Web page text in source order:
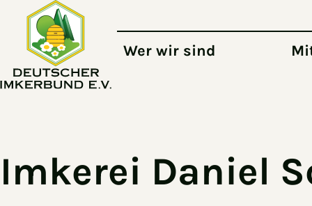
Zum Hauptinhalt springen
Wer wir sind
Imkerei Daniel